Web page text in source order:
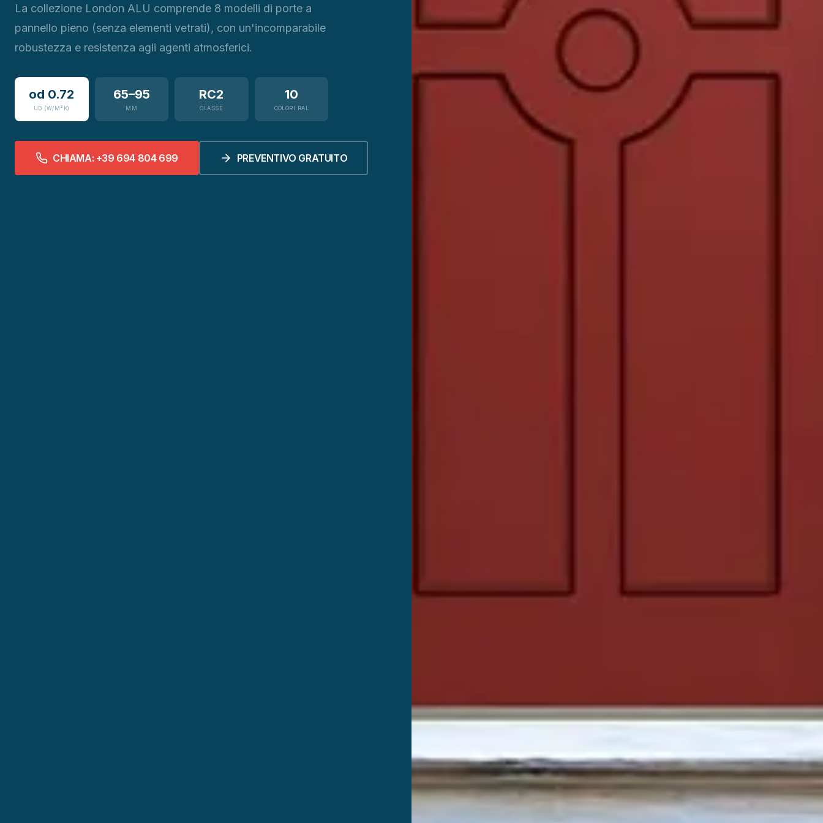
La collezione London ALU comprende 8 modelli di porte a
pannello pieno (senza elementi vetrati), con un'incomparabile
robustezza e resistenza agli agenti atmosferici.
od 0.72
UD (W/M²K)
65–95
MM
RC2
CLASSE
10
COLORI RAL
CHIAMA: +39 694 804 699 PREVENTIVO GRATUITO